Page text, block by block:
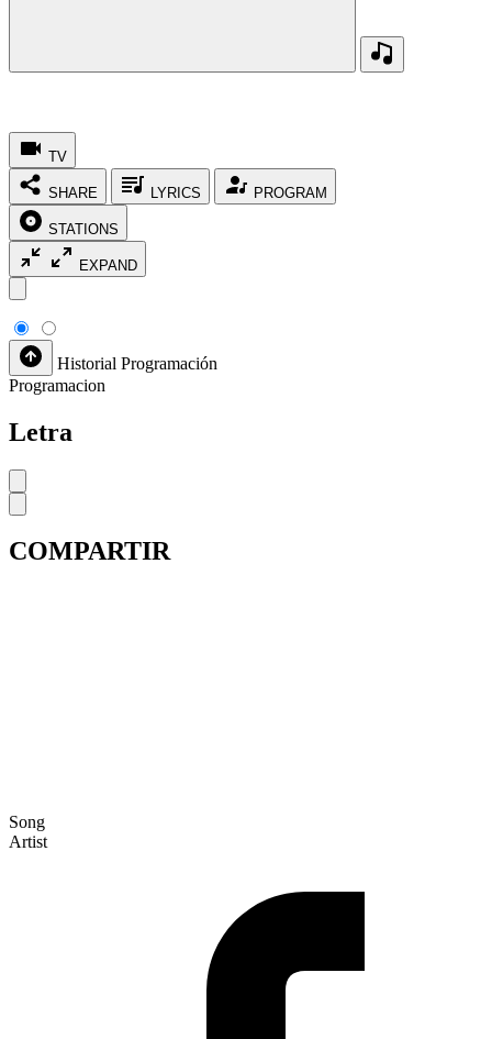
TV
SHARE LYRICS PROGRAM
STATIONS
EXPAND
Historial Programación
Programacion
Letra
COMPARTIR
Song
Artist